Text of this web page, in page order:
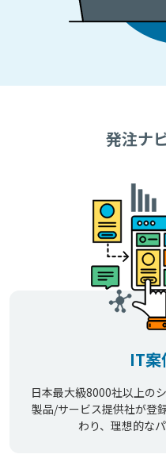
発注ナ
IT案
日本最大級8000社以上の
製品/サービス提供社が登
わり、理想的な